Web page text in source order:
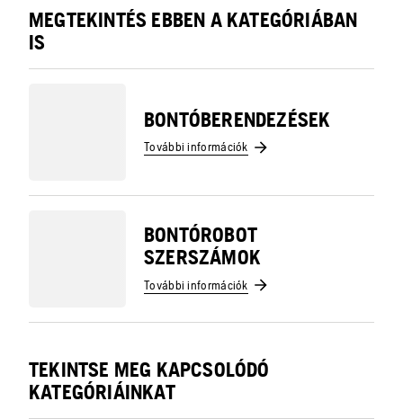
MEGTEKINTÉS EBBEN A KATEGÓRIÁBAN
IS
BONTÓBERENDEZÉSEK
További információk
BONTÓROBOT
SZERSZÁMOK
További információk
TEKINTSE MEG KAPCSOLÓDÓ
KATEGÓRIÁINKAT